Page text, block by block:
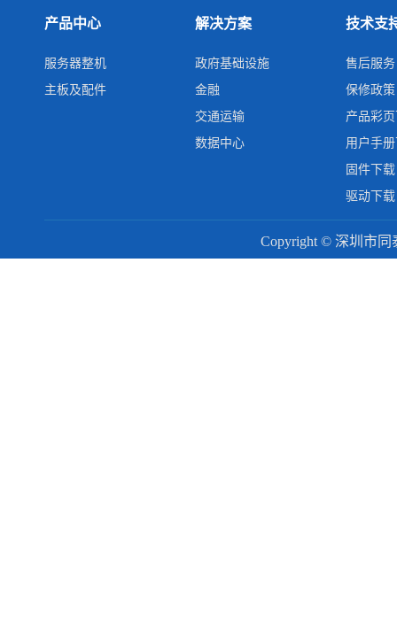
产品中心
服务器整机
主板及配件
解决方案
政府基础设施
金融
交通运输
数据中心
技术支
售后服务
保修政策
产品彩
用户手
固件下载
驱动下载
Copyright © 深圳市同